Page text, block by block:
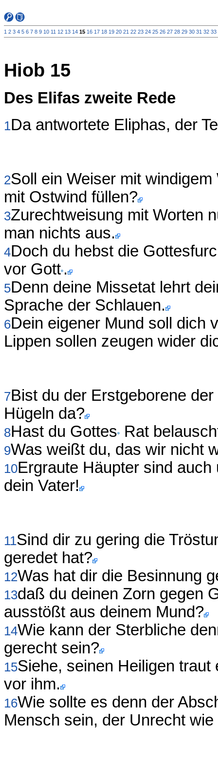
1 2 3 4 5 6 7 8 9 10 11 12 13 14 15 16 17 18 19 20 21 22 23 24 25 26 27 28 29 30 31 32 33
Hiob 15
Des Elifas zweite Rede
1Da antwortete Eliphas, der
2Soll ein Weiser mit
mit Ostwind füllen?
3Zurechtweisung mit Worten
man nichts aus.
4Doch du hebst die
vor Gott .
5Denn deine Missetat lehrt
Sprache der Schlauen.
6Dein eigener Mund soll dich
Lippen sollen zeugen wider
7Bist du der Erstgeborene
Hügeln da?
8Hast du Gottes Rat
9Was weißt du, das wir nicht
10Ergraute Häupter sind
dein Vater!
11Sind dir zu gering die
geredet hat?
12Was hat dir die Besinnung
13daß du deinen Zorn gegen
ausstößt aus deinem Mund?
14Wie kann der Sterbliche
gerecht sein?
15Siehe, seinen Heiligen
vor ihm.
16Wie sollte es denn der
Mensch sein, der Unrecht